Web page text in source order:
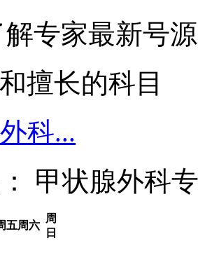
解专家最新号
擅长的科目
科...
甲状腺外科
五周六
周
日